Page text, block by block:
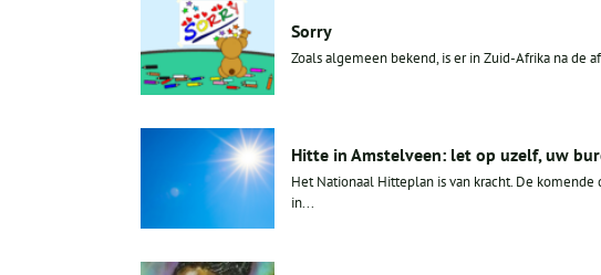
Sorry
Zoals algemeen bekend, is er in Zuid-Afrika na de
Hitte in Amstelveen: let op uzelf, uw
Het Nationaal Hitteplan is van kracht. De
in...